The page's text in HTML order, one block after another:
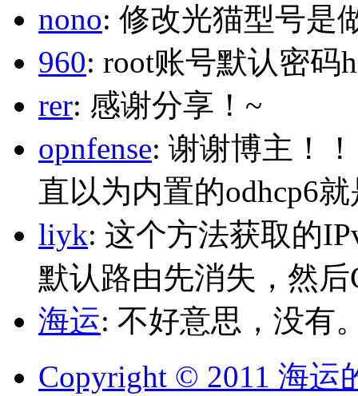
nono: 修改光猫型号是
960: root账号默认密码
rer: 感谢分享！~
opnfense: 谢谢博主！
直以为内置的odhcp6
liyk: 这个方法获取的
默认路由先消失，然
海运: 不好意思，没有
Copyright © 2011 海运